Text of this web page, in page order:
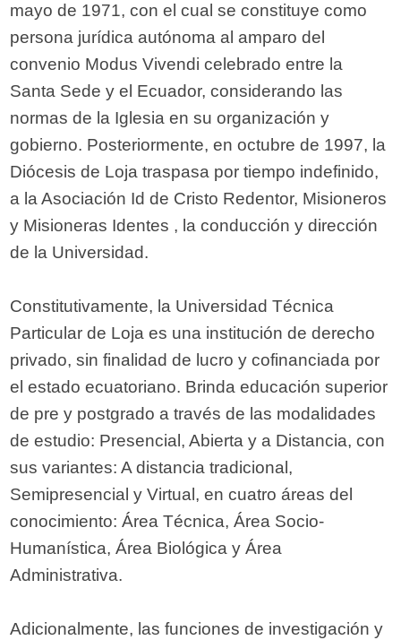
mayo de 1971, con el cual se constituye como
persona jurídica autónoma al amparo del
convenio Modus Vivendi celebrado entre la
Santa Sede y el Ecuador, considerando las
normas de la Iglesia en su organización y
gobierno. Posteriormente, en octubre de 1997, la
Diócesis de Loja traspasa por tiempo indefinido,
a la Asociación Id de Cristo Redentor, Misioneros
y Misioneras Identes , la conducción y dirección
de la Universidad.
Constitutivamente, la Universidad Técnica
Particular de Loja es una institución de derecho
privado, sin finalidad de lucro y cofinanciada por
el estado ecuatoriano. Brinda educación superior
de pre y postgrado a través de las modalidades
de estudio: Presencial, Abierta y a Distancia, con
sus variantes: A distancia tradicional,
Semipresencial y Virtual, en cuatro áreas del
conocimiento: Área Técnica, Área Socio-
Humanística, Área Biológica y Área
Administrativa.
Adicionalmente, las funciones de investigación y